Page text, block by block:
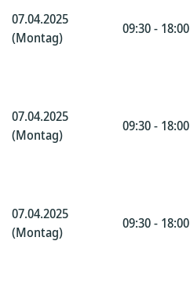
07.04.2025
(Montag)
09:30 - 18:00
07.04.2025
(Montag)
09:30 - 18:00
07.04.2025
(Montag)
09:30 - 18:00